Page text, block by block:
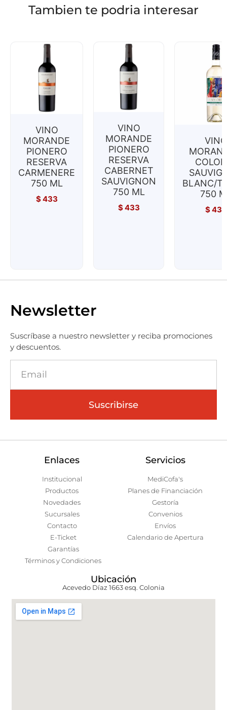
Tambien te podria interesar
VINO
MORANDE
PIONERO
RESERVA
CARMENERE
750 ML
$433
VINO
MORANDE
PIONERO
RESERVA
CABERNET
SAUVIGNON
750 ML
$433
VINO
BLANC/
750
$433
Newsletter
Suscríbase a nuestro newsletter y reciba promociones
y descuentos.
Suscribirse
Enlaces
Institucional
Productos
Novedades
Sucursales
Contacto
E-Ticket
Garantías
Términos y Condiciones
Servicios
MediCofa's
Planes de Financiación
Gestoría
Convenios
Envíos
Calendario de Apertura
Ubicación
Acevedo Díaz 1663 esq. Colonia